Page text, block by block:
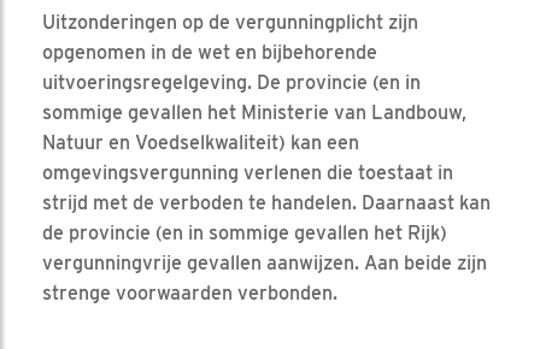
Uitzonderingen op de vergunningplicht zijn
opgenomen in de wet en bijbehorende
uitvoeringsregelgeving. De provincie (en in
sommige gevallen het Ministerie van Landbouw,
Natuur en Voedselkwaliteit) kan een
omgevingsvergunning verlenen die toestaat in
strijd met de verboden te handelen. Daarnaast kan
de provincie (en in sommige gevallen het Rijk)
vergunningvrije gevallen aanwijzen. Aan beide zijn
strenge voorwaarden verbonden.